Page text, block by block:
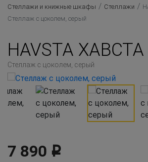
Стеллажи и книжные шкафы
Стеллажи
Стеллаж с цоколем, серый
HAVSTA ХАВСТА
Стеллаж с цоколем, серый
7 890 Р